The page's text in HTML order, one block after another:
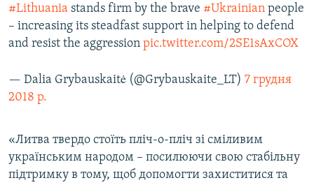
#Lithuania stands firm by the brave #Ukrainian people
– increasing its steadfast support in helping to defend
and resist the aggression pic.twitter.com/2SE1sAxCOX
— Dalia Grybauskaitė (@Grybauskaite_LT) 7 грудня
2018 р.
«Литва твердо стоїть пліч-о-пліч зі сміливим
українським народом – посилюючи свою стабільну
підтримку в тому, щоб допомогти захиститися та